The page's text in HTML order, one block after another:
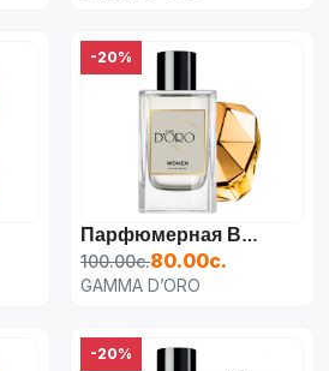
-20%
Парфюмерная Вода Для Женщин Paco Rabanne Lady Million,
100.00с.80.00с.
GAMMA D’ORO
-20%